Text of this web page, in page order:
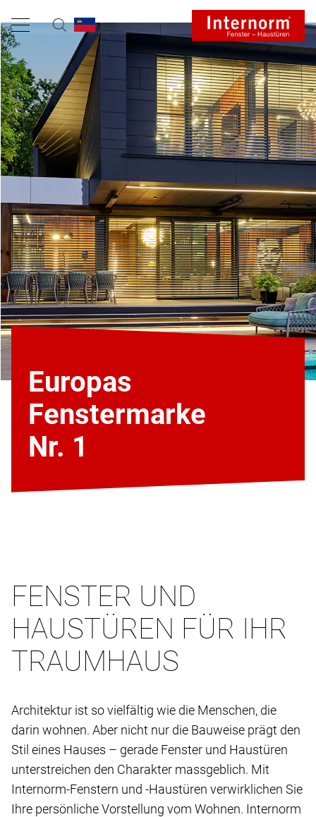
Europas
Fenstermarke
Nr. 1
FENSTER UND
HAUSTÜREN FÜR IHR
TRAUMHAUS
Architektur ist so vielfältig wie die Menschen, die
darin wohnen. Aber nicht nur die Bauweise prägt den
Stil eines Hauses – gerade Fenster und Haustüren
unterstreichen den Charakter massgeblich. Mit
Internorm-Fenstern und -Haustüren verwirklichen Sie
Ihre persönliche Vorstellung vom Wohnen. Internorm